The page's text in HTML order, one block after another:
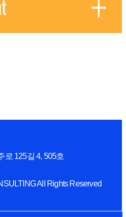
로 125길 4, 505호
All Rights Reserved